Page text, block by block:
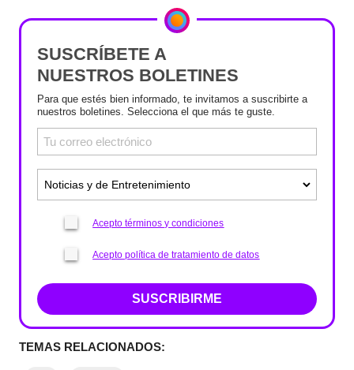
SUSCRÍBETE A
NUESTROS BOLETINES
Para que estés bien informado, te invitamos a suscribirte a
nuestros boletines. Selecciona el que más te guste.
Acepto términos y condiciones
Acepto política de tratamiento de datos
SUSCRIBIRME
TEMAS RELACIONADOS: